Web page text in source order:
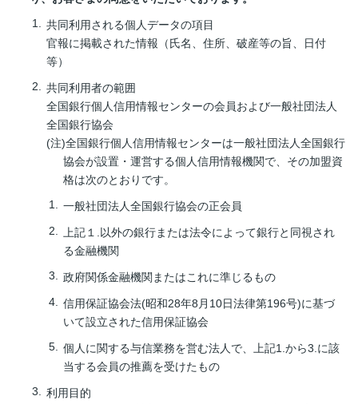
共同利用される個人データの項目
官報に掲載された情報（氏名、住所、破産等の旨、日付
等）
共同利用者の範囲
全国銀行個人信用情報センターの会員および一般社団法人
全国銀行協会
(注)全国銀行個人信用情報センターは一般社団法人全国銀行
協会が設置・運営する個人信用情報機関で、その加盟資
格は次のとおりです。
一般社団法人全国銀行協会の正会員
上記１.以外の銀行または法令によって銀行と同視され
る金融機関
政府関係金融機関またはこれに準じるもの
信用保証協会法(昭和28年8月10日法律第196号)に基づ
いて設立された信用保証協会
個人に関する与信業務を営む法人で、上記1.から3.に該
当する会員の推薦を受けたもの
利用目的